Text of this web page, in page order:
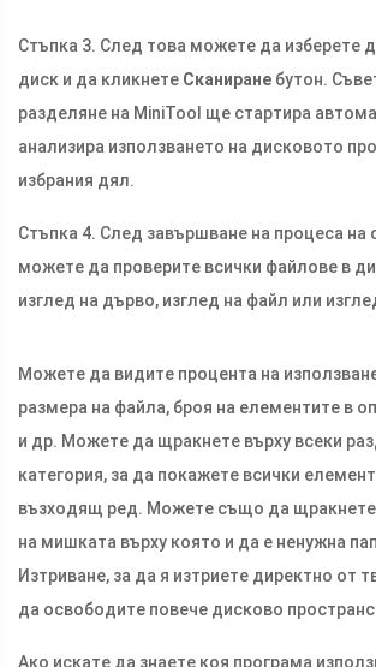
Стъпка 3. След това можете да изберете
диск и да кликнете Сканиране бутон.
разделяне на MiniTool ще стартира
анализира използването на дисковото
избрания дял.
Стъпка 4. След завършване на процеса на
можете да проверите всички файлове в
изглед на дърво, изглед на файл или
Можете да видите процента на
размера на файла, броя на елементите в
и др. Можете да щракнете върху всеки
категория, за да покажете всички
възходящ ред. Можете също да щракнете
на мишката върху която и да е ненужна
Изтриване, за да я изтриете директно от
да освободите повече дисково
Ако искате да знаете коя програма